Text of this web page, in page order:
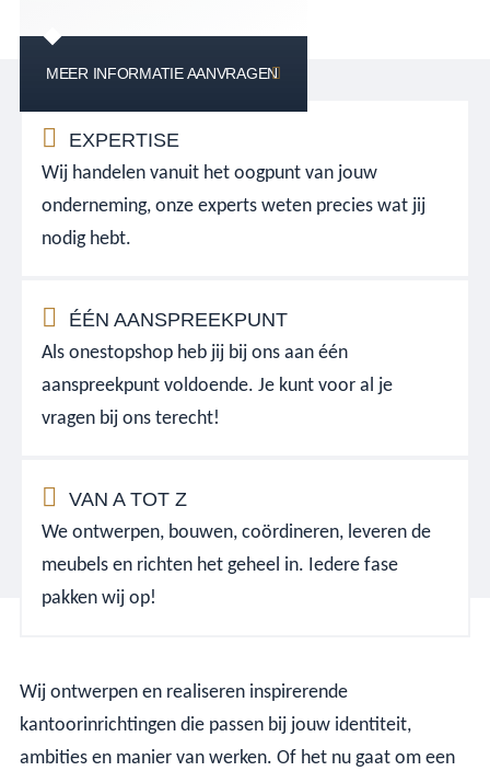
MEER INFORMATIE AANVRAGEN
EXPERTISE
Wij handelen vanuit het oogpunt van jouw
onderneming, onze experts weten precies wat jij
nodig hebt.
ÉÉN AANSPREEKPUNT
Als onestopshop heb jij bij ons aan één
aanspreekpunt voldoende. Je kunt voor al je
vragen bij ons terecht!
VAN A TOT Z
We ontwerpen, bouwen, coördineren, leveren de
meubels en richten het geheel in. Iedere fase
pakken wij op!
Wij ontwerpen en realiseren inspirerende
kantoorinrichtingen die passen bij jouw identiteit,
ambities en manier van werken. Of het nu gaat om een